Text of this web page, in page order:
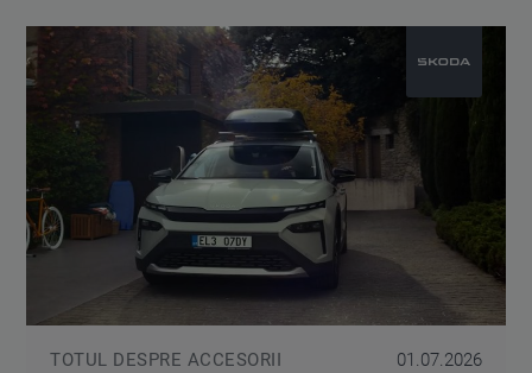
TOTUL DESPRE ACCESORII 01.07.2026